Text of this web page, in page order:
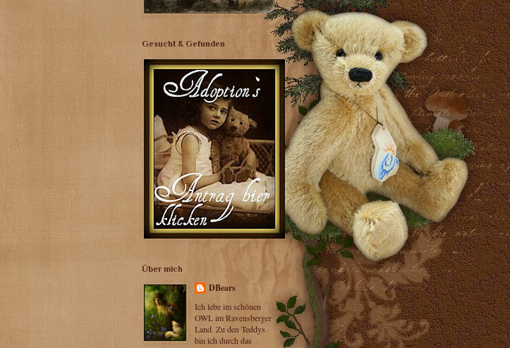
Gesucht & Gefunden
Über mich
DBears
Ich lebe im schönen
OWL im Ravensberger
Land. Zu den Teddys
bin ich durch das